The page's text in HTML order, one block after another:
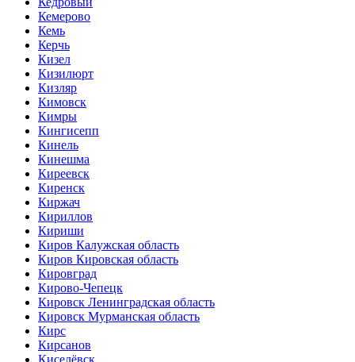
Кемерово
Кемь
Керчь
Кизел
Кизилюрт
Кизляр
Кимовск
Кимры
Кингисепп
Кинель
Кинешма
Киреевск
Киренск
Киржач
Кириллов
Кириши
Киров Калужская область
Киров Кировская область
Кировград
Кирово-Чепецк
Кировск Ленинградская область
Кировск Мурманская область
Кирс
Кирсанов
Киселёвск